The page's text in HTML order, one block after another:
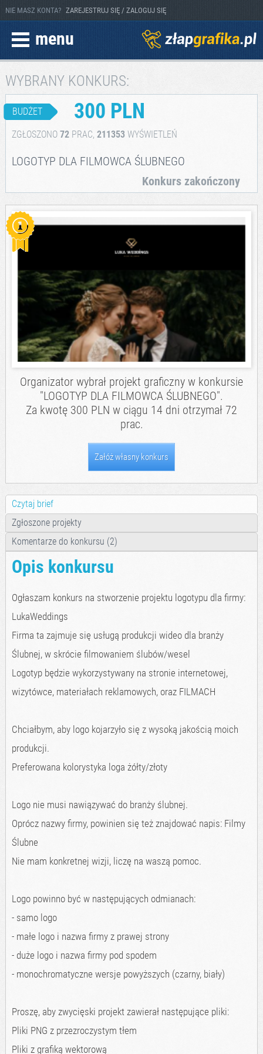
NIE MASZ KONTA? ZAREJESTRUJ SIĘ / ZALOGUJ SIĘ
menu
WYBRANY KONKURS:
BUDŻET 300 PLN
ZGŁOSZONO 72PRAC, 211353WYŚWIETLEŃ
LOGOTYP DLA FILMOWCA ŚLUBNEGO
Konkurs zakończony
Organizator wybrał projekt graficzny w konkursie
"LOGOTYP DLA FILMOWCA ŚLUBNEGO".
Za kwotę 300 PLN w ciągu 14 dni otrzymał 72
prac.
Załóż własny konkurs
Czytaj brief
Zgłoszone projekty
Komentarze do konkursu (2)
Opis konkursu
Ogłaszam konkurs na stworzenie projektu logotypu dla firmy:
LukaWeddings
Firma ta zajmuje się usługą produkcji wideo dla branży
Ślubnej, w skrócie filmowaniem ślubów/wesel
Logotyp będzie wykorzystywany na stronie internetowej,
wizytówce, materiałach reklamowych, oraz FILMACH
Chciałbym, aby logo kojarzyło się z wysoką jakością moich
produkcji.
Preferowana kolorystyka loga żółty/złoty
Logo nie musi nawiązywać do branży ślubnej.
Oprócz nazwy firmy, powinien się też znajdować napis: Filmy
Ślubne
Nie mam konkretnej wizji, liczę na waszą pomoc.
Logo powinno być w następujących odmianach:
- samo logo
- małe logo i nazwa firmy z prawej strony
- duże logo i nazwa firmy pod spodem
- monochromatyczne wersje powyższych (czarny, biały)
Proszę, aby zwycięski projekt zawierał następujące pliki:
Pliki PNG z przezroczystym tłem
Pliki z grafiką wektorową